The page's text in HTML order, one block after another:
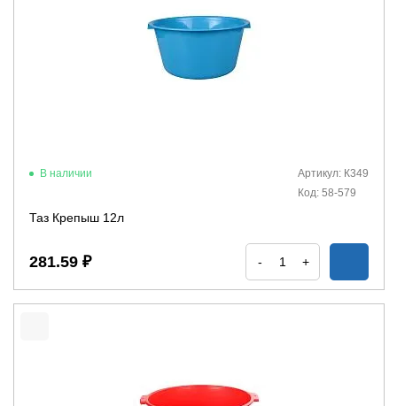
В наличии
Артикул: К349
Код: 58-579
Таз Крепыш 12л
281.59 ₽ - +